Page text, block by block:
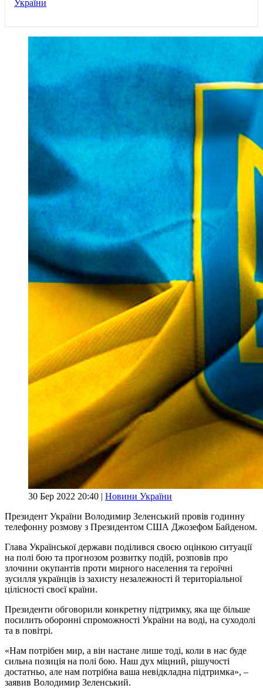
України
30 Бер 2022 20:40 | Новини України
Президент України Володимир Зеленський провів годинну
телефонну розмову з Президентом США Джозефом Байденом.
Глава Української держави поділився своєю оцінкою ситуації
на полі бою та прогнозом розвитку подій, розповів про
злочини окупантів проти мирного населення та героїчні
зусилля українців із захисту незалежності й територіальної
цілісності своєї країни.
Президенти обговорили конкретну підтримку, яка ще більше
посилить оборонні спроможності України на воді, на суходолі
та в повітрі.
«Нам потрібен мир, а він настане лише тоді, коли в нас буде
сильна позиція на полі бою. Наш дух міцний, рішучості
достатньо, але нам потрібна ваша невідкладна підтримка», –
заявив Володимир Зеленський.